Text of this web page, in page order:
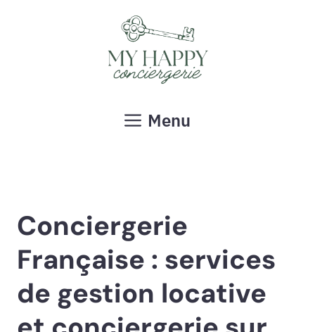
Menu
Conciergerie
Française : services
de gestion locative